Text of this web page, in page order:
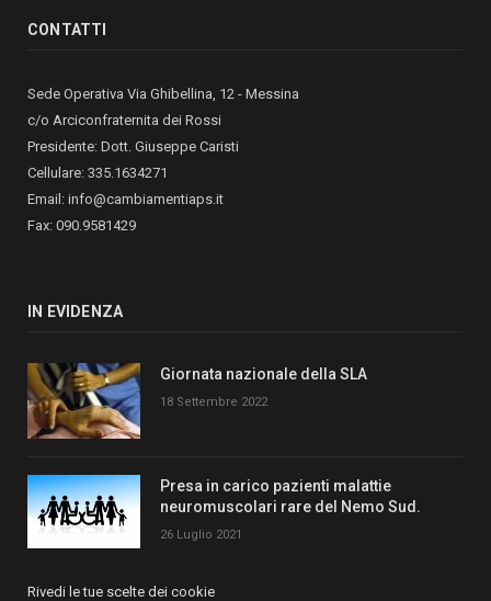
CONTATTI
Sede Operativa Via Ghibellina, 12 - Messina
c/o Arciconfraternita dei Rossi
Presidente: Dott. Giuseppe Caristi
Cellulare: 335.1634271
Email: info@cambiamentiaps.it
Fax: 090.9581429
IN EVIDENZA
Giornata nazionale della SLA
18 Settembre 2022
Presa in carico pazienti malattie
neuromuscolari rare del Nemo Sud.
26 Luglio 2021
Rivedi le tue scelte dei cookie